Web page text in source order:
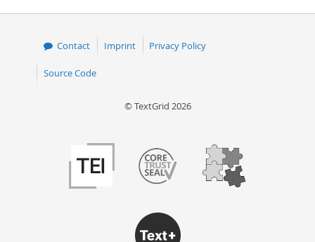
Contact Imprint Privacy Policy
Source Code
© TextGrid 2026